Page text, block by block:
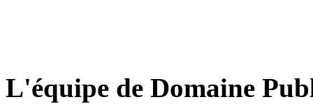
L'équipe de Domaine